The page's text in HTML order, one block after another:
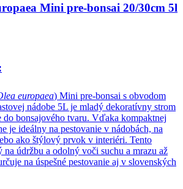
Mini pre-bonsai 20/30cm 5l
europaea) Mini pre-bonsai s obvodom
nádobe 5L je mladý dekoratívny strom
bonsajového tvaru. Vďaka kompaktnej
je ideálny na pestovanie v nádobách, na
ako štýlový prvok v interiéri. Tento
údržbu a odolný voči suchu a mrazu až
na úspešné pestovanie aj v slovenských